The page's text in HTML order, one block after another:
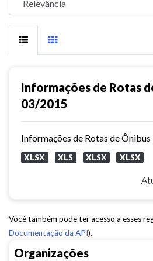
Organizações
Informações de Rotas
03/2015
XLSX XLS XLSX XLSX
Você também pode ter acesso a esses
Documentação da API).